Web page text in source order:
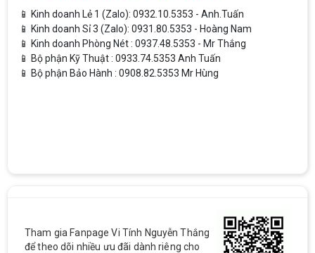
📱 Kinh doanh Lẻ 1 (Zalo): 0932.10.5353 - Anh.Tuấn
📱 Kinh doanh Sỉ 3 (Zalo): 0931.80.5353 - Hoàng Nam
📱 Kinh doanh Phòng Nét : 0937.48.5353 - Mr Thắng
📱 Bộ phận Kỹ Thuật : 0933.74.5353 Anh Tuấn
📱 Bộ phận Bảo Hành : 0908.82.5353 Mr Hùng
Tham gia Fanpage Vi Tính Nguyễn Thắng
để theo dõi nhiều ưu đãi dành riêng cho